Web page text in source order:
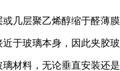
几层聚乙烯醇缩于醛薄
于玻璃本身，因此夹胶
材料，无论垂直安装还